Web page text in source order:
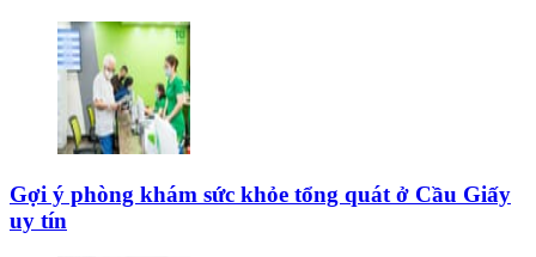
Gợi ý phòng khám sức khỏe tổng quát ở Cầu Giấy
uy tín